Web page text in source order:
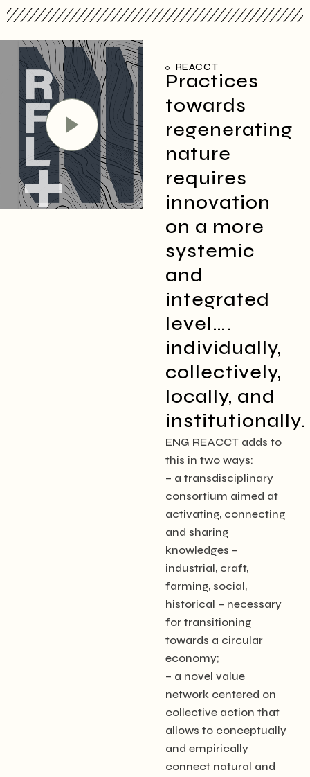
REACCT
Practices
towards
regenerating
nature
requires
innovation
on a more
systemic
and
integrated
level….
individually,
collectively,
locally, and
institutionally.
ENG REACCT adds to
this in two ways:
– a transdisciplinary
consortium aimed at
activating, connecting
and sharing
knowledges –
industrial, craft,
farming, social,
historical – necessary
for transitioning
towards a circular
economy;
– a novel value
network centered on
collective action that
allows to conceptually
and empirically
connect natural and